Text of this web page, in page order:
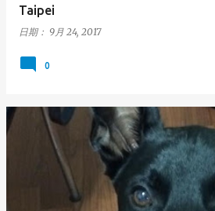
Taipei
日期： 9月 24, 2017
0